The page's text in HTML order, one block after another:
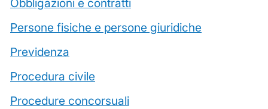
Obbligazioni e contratti
Persone fisiche e persone giuridiche
Previdenza
Procedura civile
Procedure concorsuali